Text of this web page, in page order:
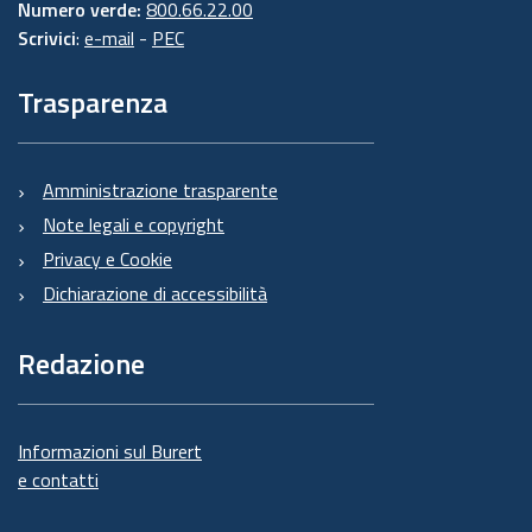
Numero verde: 800.66.22.00
Scrivici: e-mail - PEC
Trasparenza
Amministrazione trasparente
Note legali e copyright
Privacy e Cookie
Dichiarazione di accessibilità
Redazione
Informazioni sul Burert
e contatti